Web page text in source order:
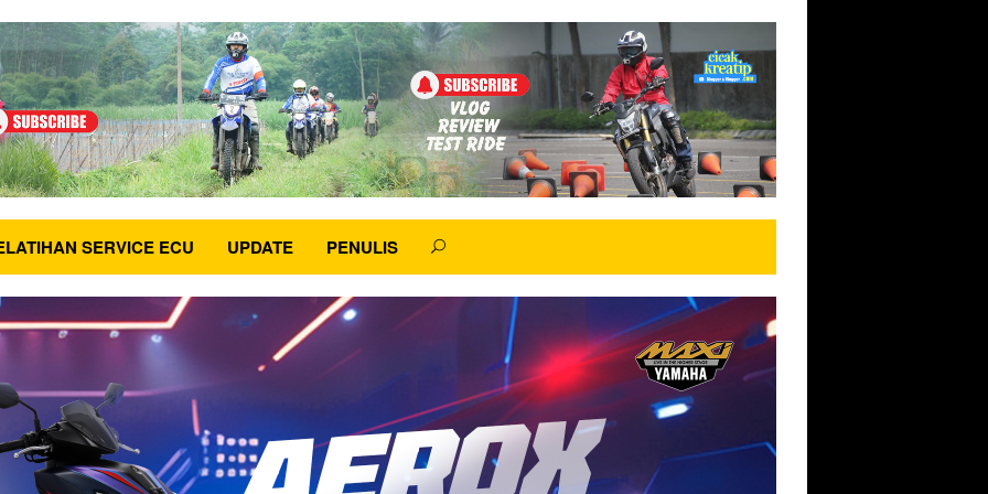
SERVICE ECU UPDATE PENULIS